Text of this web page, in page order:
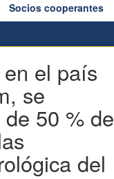
Socios cooperantes
el país
se
50 % de
del